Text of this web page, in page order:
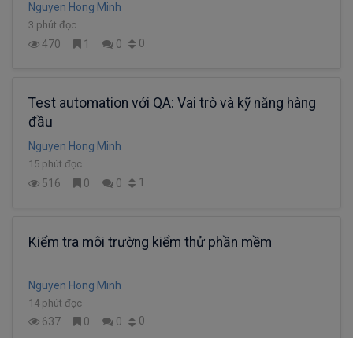
Nguyen Hong Minh
3 phút đọc
470 1 0 0
Test automation với QA: Vai trò và kỹ năng hàng
đầu
Nguyen Hong Minh
15 phút đọc
516 0 0 1
Kiểm tra môi trường kiểm thử phần mềm
Nguyen Hong Minh
14 phút đọc
637 0 0 0